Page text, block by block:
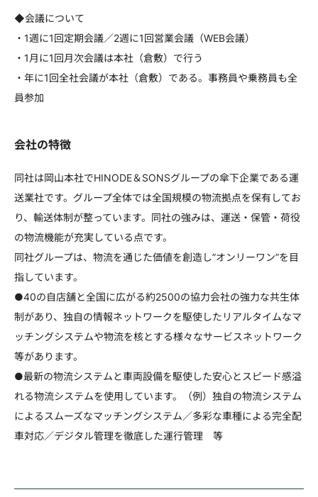
◆会議について
・1週に1回定期会議／2週に1回営業会議（WEB会議）
・1月に1回月次会議は本社（倉敷）で行う
・年に1回全社会議が本社（倉敷）である。事務員や乗務員も全
員参加
会社の特徴
同社は岡山本社でHINODE＆SONSグループの傘下企業である運
送業社です。グループ全体では全国規模の物流拠点を保有してお
り、輸送体制が整っています。同社の強みは、運送・保管・荷役
の物流機能が充実している点です。
同社グループは、物流を通じた価値を創造し”オンリーワン”を目
指しています。
●40の自店舗と全国に広がる約2500の協力会社の強力な共生体
制があり、独自の情報ネットワークを駆使したリアルタイムなマ
ッチングシステムや物流を核とする様々なサービスネットワーク
等があります。
●最新の物流システムと車両設備を駆使した安心とスピード感溢
れる物流システムを使用しています。（例）独自の物流システム
によるスムーズなマッチングシステム／多彩な車種による完全配
車対応／デジタル管理を徹底した運行管理 等